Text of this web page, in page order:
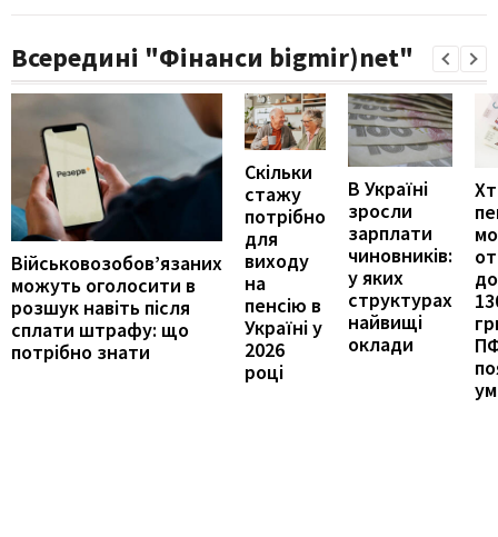
Всередині "Фінанси bigmir)net"
Військовозобов’язаних
можуть оголосити в
розшук навіть після
сплати штрафу: що
потрібно знати
Скільки
стажу
потрібно
для
виходу
на
пенсію в
Україні у
2026
році
В Україні
зросли
зарплати
чиновників:
у яких
структурах
найвищі
оклади